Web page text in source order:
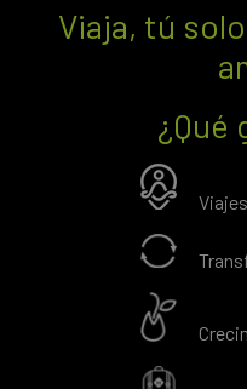
Viaja, tú
¿Qué